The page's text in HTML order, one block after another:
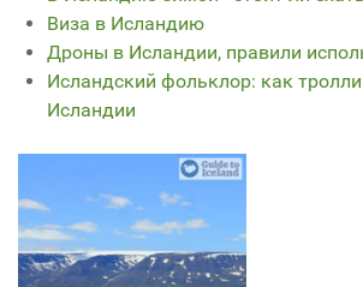
Виза в Исландию
Дроны в Исландии, правили
Исландский фольклор: как
Исландии